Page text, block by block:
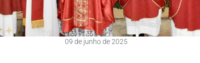
09 de junho de 2025